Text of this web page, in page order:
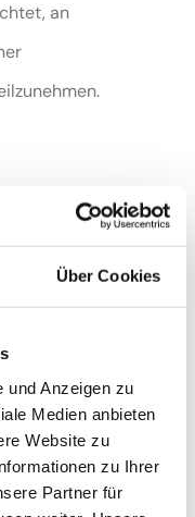
Über Cookies
und Anzeigen zu
Medien anbieten
Website zu
zu Ihrer
Partner für
an
Coaching,
sich nicht um
und gebe
dient der
und
Situationen. Bei